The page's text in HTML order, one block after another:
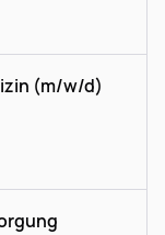
(m/w/d)